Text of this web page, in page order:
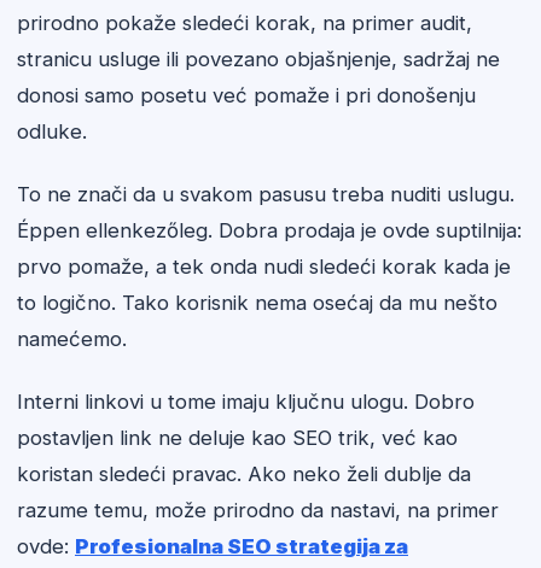
prirodno pokaže sledeći korak, na primer audit,
stranicu usluge ili povezano objašnjenje, sadržaj ne
donosi samo posetu već pomaže i pri donošenju
odluke.
To ne znači da u svakom pasusu treba nuditi uslugu.
Éppen ellenkezőleg. Dobra prodaja je ovde suptilnija:
prvo pomaže, a tek onda nudi sledeći korak kada je
to logično. Tako korisnik nema osećaj da mu nešto
namećemo.
Interni linkovi u tome imaju ključnu ulogu. Dobro
postavljen link ne deluje kao SEO trik, već kao
koristan sledeći pravac. Ako neko želi dublje da
razume temu, može prirodno da nastavi, na primer
ovde: Profesionalna SEO strategija za